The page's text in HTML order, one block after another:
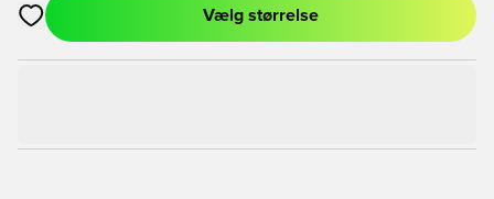
Åbner en Modal til at logge ind eller tilmelde dig som medlem
Vælg størrelse